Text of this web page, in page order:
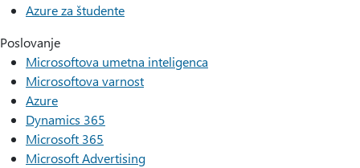
Azure za študente
Poslovanje
Microsoftova umetna inteligenca
Microsoftova varnost
Azure
Dynamics 365
Microsoft 365
Microsoft Advertising